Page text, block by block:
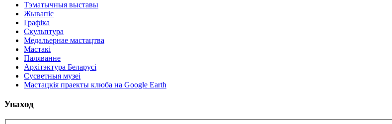
Тэматычныя выставы
Жывапіс
Графіка
Скульптура
Медальернае мастацтва
Мастакі
Паляванне
Архітэктура Беларусі
Сусветныя музеі
Мастацкія праекты клюба на Google Earth
Уваход